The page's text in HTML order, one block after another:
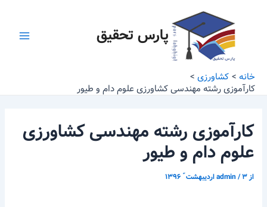
پارس تحقیق
خانه
کشاورزی
کارآموزی رشته مهندسی کشاورزی علوم دام و طیور
کارآموزی رشته مهندسی کشاورزی
علوم دام و طیور
از admin/۳ اردیبهشت ّ ۱۳۹۶